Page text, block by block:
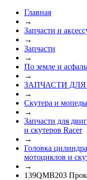
Главная
→
Запчасти и
→
Запчасти
→
По земле и
→
ЗАПЧАСТИ
→
Скутера и
→
Запчасти для
и скутеров Racer
→
Головка
мотоциклов и
→
139QMB203